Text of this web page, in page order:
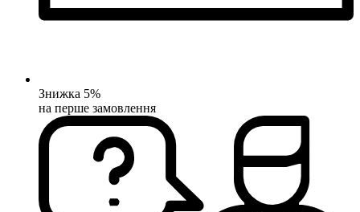
Знижка 5%
на перше замовлення